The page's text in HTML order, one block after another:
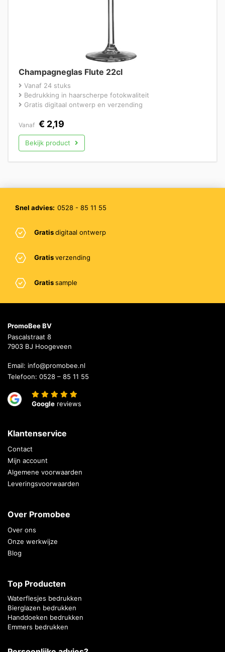
Champagneglas Flute 22cl
Vanaf 24 stuks
Bedrukking in haarscherpe fotokwaliteit
Gratis digitaal ontwerp en verzending
Vanaf € 2,19
Bekijk product
Snel advies: 0528 - 85 11 55
Gratisdigitaal ontwerp
Gratisverzending
Gratissample
PromoBee BV
Pascalstraat 8
7903 BJ Hoogeveen
Email: info@promobee.nl
Telefoon: 0528 – 85 11 55
Google reviews
Klantenservice
Contact
Mijn account
Algemene voorwaarden
Leveringsvoorwaarden
Over Promobee
Over ons
Onze werkwijze
Blog
Top Producten
Waterflesjes bedrukken
Bierglazen bedrukken
Handdoeken bedrukken
Emmers bedrukken